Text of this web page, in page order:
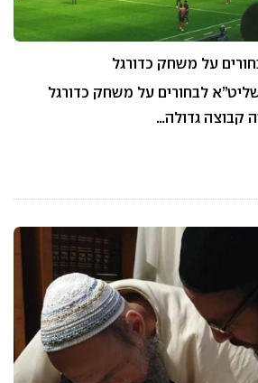
על משחק כדורגל
לבחורים על משחק כדורגל
קבוצה גדולה…